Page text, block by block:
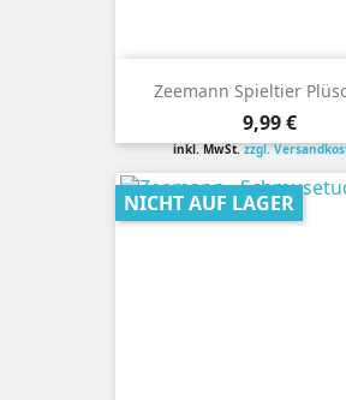
Zeemann Spieltier
Preis
9,99 €
inkl. MwSt.zzgl.
NICHT AUF LAGER